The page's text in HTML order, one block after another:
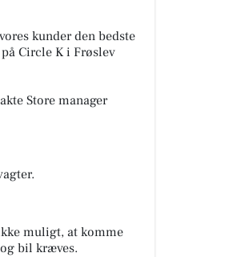
kunder den bedste
Circle K i Frøslev
Store manager
muligt, at komme
bil kræves.